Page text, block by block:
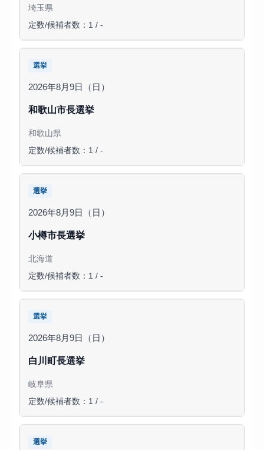
埼玉県
定数/候補者数：1 / -
選挙
2026年8月9日（日）
和歌山市長選挙
和歌山県
定数/候補者数：1 / -
選挙
2026年8月9日（日）
小樽市長選挙
北海道
定数/候補者数：1 / -
選挙
2026年8月9日（日）
白川町長選挙
岐阜県
定数/候補者数：1 / -
選挙